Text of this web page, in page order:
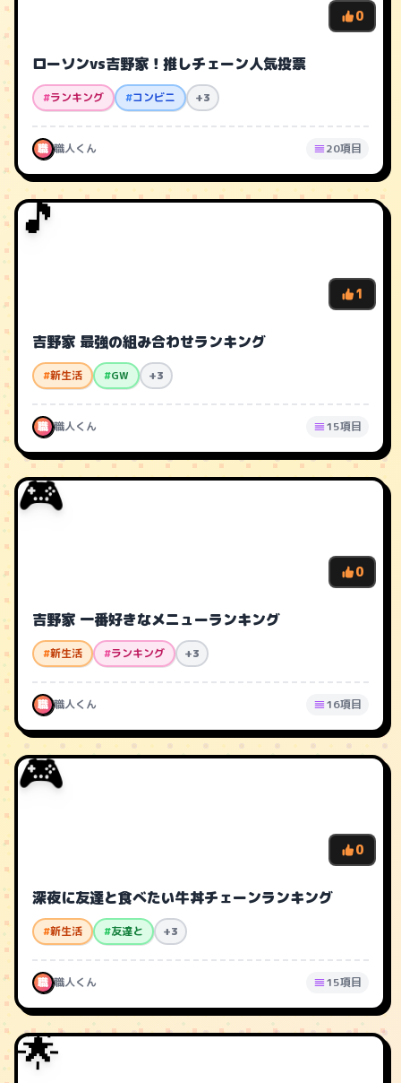
0
ローソンvs吉野家！推しチェーン人気投票
#ランキング #コンビニ +3
職 職人くん 20項目
🎵
1
吉野家 最強の組み合わせランキング
#新生活 #GW +3
職 職人くん 15項目
🎮
0
吉野家 一番好きなメニューランキング
#新生活 #ランキング +3
職 職人くん 16項目
🎮
0
深夜に友達と食べたい牛丼チェーンランキング
#新生活 #友達と +3
職 職人くん 15項目
🌟